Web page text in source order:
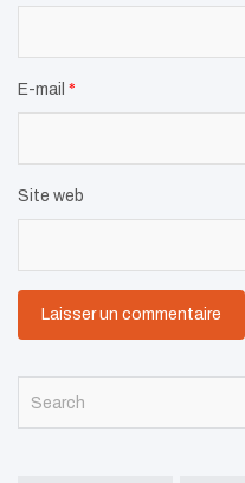
E-mail *
Site web